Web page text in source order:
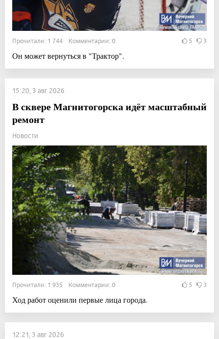
Прочитали: 1 744 Комментарии: 0 5 3
Он может вернуться в "Трактор".
15:20, 3 авг 2026
В сквере Магнитогорска идёт масштабный
ремонт
Новости
Прочитали: 1 935 Комментарии: 0 5 3
Ход работ оценили первые лица города.
12:21, 3 авг 2026